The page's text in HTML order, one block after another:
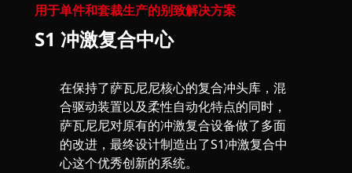
用于单件和套裁生产的别致解决方案
S1 冲激复合中心
在保持了萨瓦尼尼核心的复合冲头库，混
合驱动装置以及柔性自动化特点的同时，
萨瓦尼尼对原有的冲激复合设备做了多面
的改进，最终设计制造出了S1冲激复合中
心这个优秀创新的系统。